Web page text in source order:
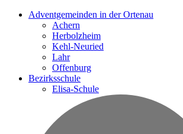
Adventgemeinden in der Ortenau
Achern
Herbolzheim
Kehl-Neuried
Lahr
Offenburg
Bezirksschule
Elisa-Schule